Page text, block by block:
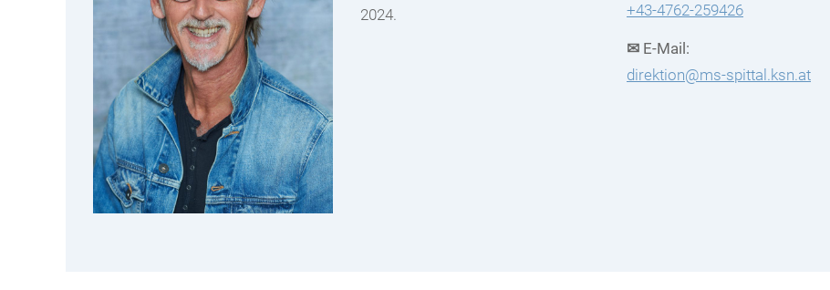
2024.
+43-4762-259426
✉ E-Mail:
direktion@ms-spittal.ksn.at